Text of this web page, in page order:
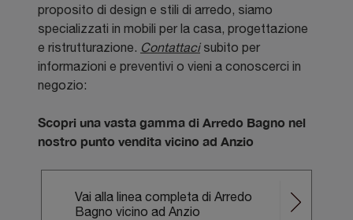
proposito di design e stili di arredo, siamo
specializzati in mobili per la casa, progettazione
e ristrutturazione. Contattacisubito per
informazioni e preventivi o vieni a conoscerci in
negozio:
Scopri una vasta gamma di Arredo Bagno nel
nostro punto vendita vicino ad Anzio
Vai alla linea completa di Arredo
Bagno vicino ad Anzio